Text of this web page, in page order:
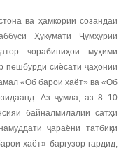
ва ҳамкории созандаи
Ҳукумати Ҷумҳурии
чорабиниҳои муҳими
пешбурди сиёсати ҷаҳонии
«Об барои ҳаёт» ва «Об
Аз ҷумла, аз 8–10
байналмилалии сатҳи
ҷараёни татбиқи
ҳаёт» баргузор гардид,